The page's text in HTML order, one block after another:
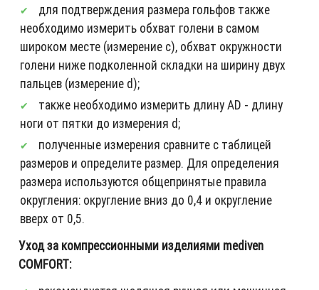
для подтверждения размера гольфов также
необходимо измерить обхват голени в самом
широком месте (измерение c), обхват окружности
голени ниже подколенной складки на ширину двух
пальцев (измерение d);
также необходимо измерить длину AD - длину
ноги от пятки до измерения d;
полученные измерения сравните с таблицей
размеров и определите размер. Для определения
размера используются общепринятые правила
округления: округление вниз до 0,4 и округление
вверх от 0,5.
Уход за компрессионными изделиями mediven
COMFORT: